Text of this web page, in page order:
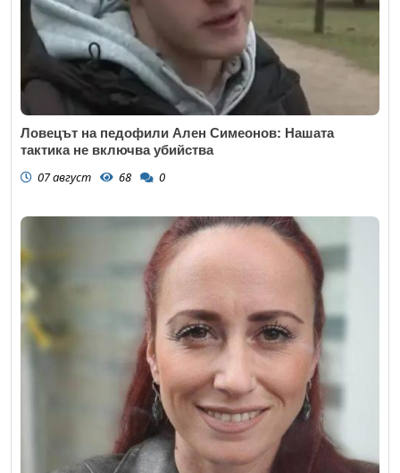
Ловецът на педофили Ален Симеонов: Нашата
тактика не включва убийства
07 август 68 0